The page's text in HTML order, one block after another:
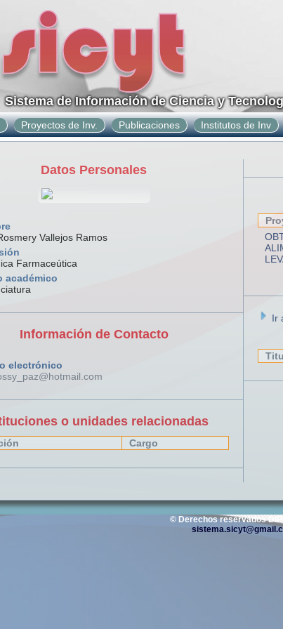
Sistema de Información de Ciencia y
Proyectos de Inv. Publicaciones Institutos de Inv
Datos Personales
Vallejos Ramos
Farmaceútica
académico
Información de Contacto
electrónico
o unidades relacionadas
Cargo
Ir
© Derechos reservados